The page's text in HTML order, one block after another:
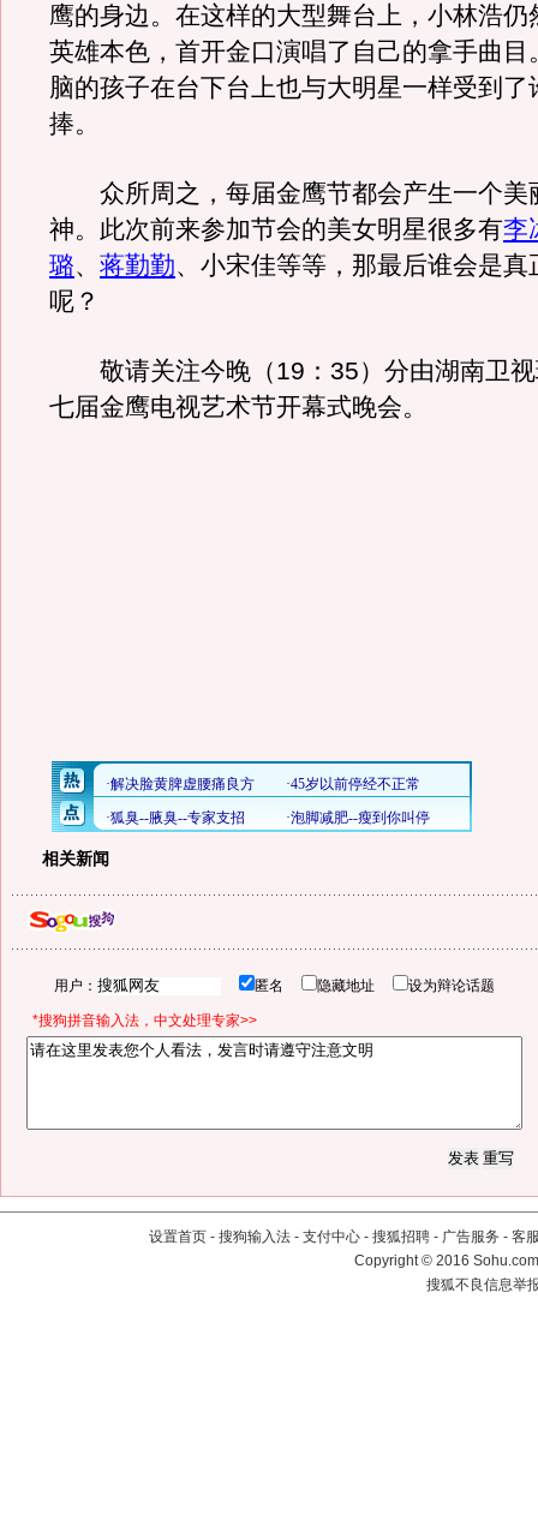
鹰的身边。在这样的大型舞台上，小林浩仍
英雄本色，首开金口演唱了自己的拿手曲目
脑的孩子在台下台上也与大明星一样受到了
捧。
众所周之，每届金鹰节都会产生一个美
神。此次前来参加节会的美女明星很多有李
璐、 蒋勤勤、小宋佳等等，那最后谁会是真
呢？
敬请关注今晚（19：35）分由湖南卫视
七届金鹰电视艺术节开幕式晚会。
相关新闻
用户： 匿名 隐藏地址 设为辩论话题
*搜狗拼音输入法，中文处理专家>>
设置首页 - 搜狗输入法 - 支付中心 - 搜狐招聘 - 广告服务 - 客
Copyright©2016
搜狐不良信息举